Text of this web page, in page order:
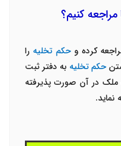
کنیم؟
کرده وحکم تخلیه را
حکم تخلیه به دفتر ثبت
ملک در آن صورت پذیرفته